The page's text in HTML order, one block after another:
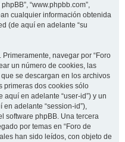
“www.phpbb.com”,
cualquier información obtenida
(de aquí en adelante “su
navegar por “Foro
un número de cookies, las
se descargan en los archivos
primeras dos cookies sólo
en adelante “user-id”) y un
adelante “session-id”),
software phpBB. Una tercera
por temas en “Foro de
han sido leídos, con objeto de